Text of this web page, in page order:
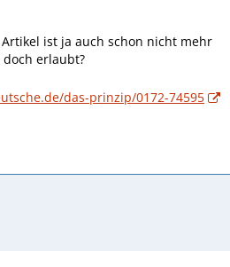
ist ja auch schon nicht mehr
erlaubt?
das-prinzip/0172-74595